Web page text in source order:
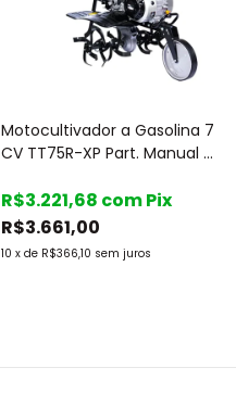
Motocultivador a Gasolina 7
CV TT75R-XP Part. Manual -
R$3.661,00
10 x de R$366,10 sem juros
R$3.221,68 comPix